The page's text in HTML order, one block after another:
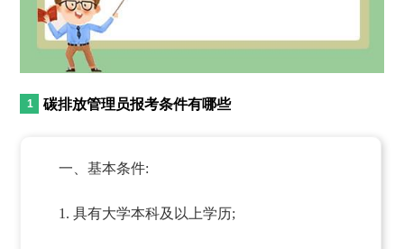
碳排放管理员报考条件有哪些
一、基本条件:
1. 具有大学本科及以上学历;